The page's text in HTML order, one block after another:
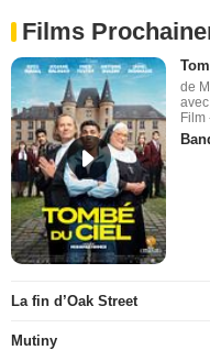
Films
de
Film
La fin d’Oak Street
Mutiny